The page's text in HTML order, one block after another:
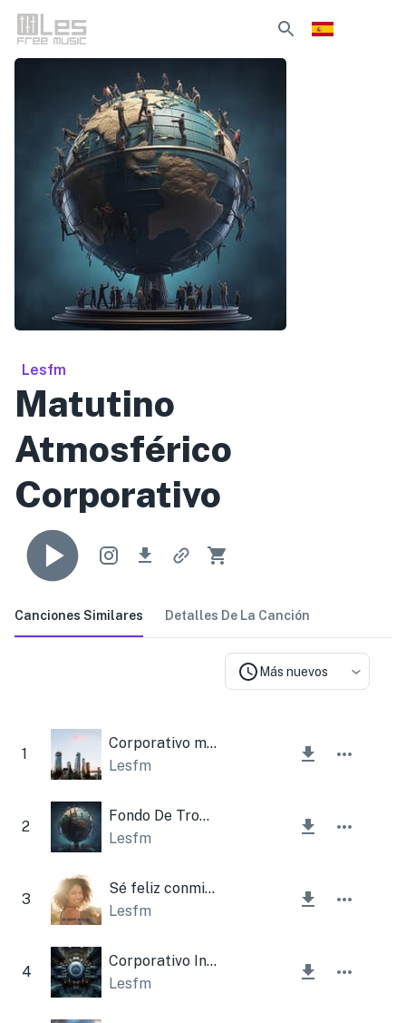
Lesfm
Matutino
Atmosférico
Corporativo
Canciones Similares Detalles De La Canción
Más nuevos
1
Corporativo moderno
Lesfm
2
Fondo De Trompeta De Otoño Corporativo
Lesfm
3
Sé feliz conmigo
Lesfm
4
Corporativo Industrial
Lesfm